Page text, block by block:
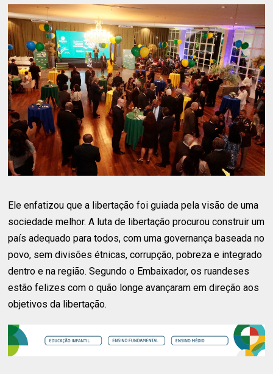
Ele enfatizou que a libertação foi guiada pela visão de uma
sociedade melhor. A luta de libertação procurou construir um
país adequado para todos, com uma governança baseada no
povo, sem divisões étnicas, corrupção, pobreza e integrado
dentro e na região. Segundo o Embaixador, os ruandeses
estão felizes com o quão longe avançaram em direção aos
objetivos da libertação.